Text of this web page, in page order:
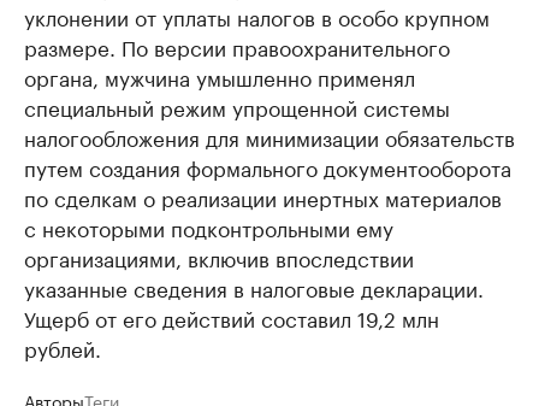
уклонении от уплаты налогов в особо крупном
размере. По версии правоохранительного
органа, мужчина умышленно применял
специальный режим упрощенной системы
налогообложения для минимизации обязательств
путем создания формального документооборота
по сделкам о реализации инертных материалов
с некоторыми подконтрольными ему
организациями, включив впоследствии
указанные сведения в налоговые декларации.
Ущерб от его действий составил 19,2 млн
рублей.
АвторыТеги